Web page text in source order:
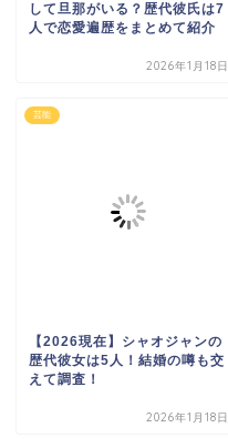
して旦那がいる？歴代彼氏は7
人で恋愛遍歴をまとめて紹介
2026年1月18日
芸能
【2026現在】シャオジャンの
歴代彼女は5人！結婚の噂も交
えて調査！
2026年1月18日